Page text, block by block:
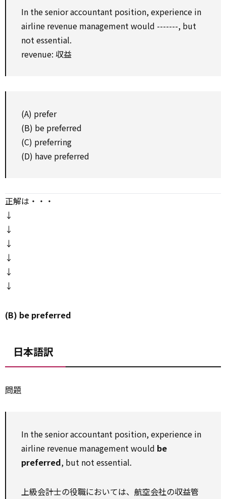
In the senior accountant position, experience in
airline revenue management would -------, but
not essential.
revenue: 収益
(A) prefer
(B) be preferred
(C) preferring
(D) have preferred
正解は・・・
↓
↓
↓
↓
↓
↓
(B) be preferred
日本語訳
問題
In the senior accountant position, experience in
airline revenue management would be
preferred, but not essential.
上級会計士の役職においては、 航空会社の収益管